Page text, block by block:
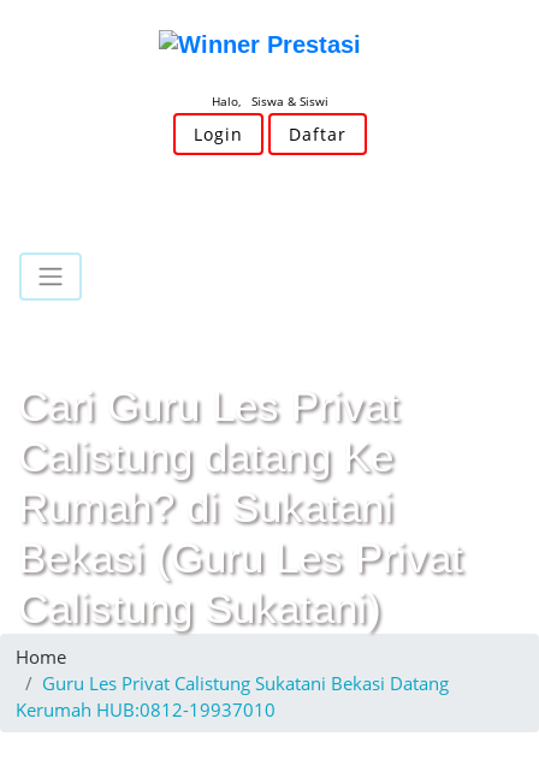
Halo, Siswa & Siswi
Login Daftar
Cari Guru Les Privat
Calistung datang Ke
Rumah? di Sukatani
Bekasi (Guru Les Privat
Calistung Sukatani)
Home
Guru Les Privat Calistung Sukatani Bekasi Datang
Kerumah HUB:0812-19937010